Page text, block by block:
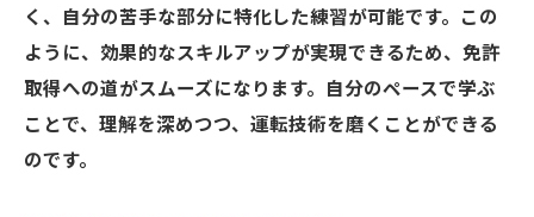
く、自分の苦手な部分に特化した練習が可能です。この
ように、効果的なスキルアップが実現できるため、免許
取得への道がスムーズになります。自分のペースで学ぶ
ことで、理解を深めつつ、運転技術を磨くことができる
のです。